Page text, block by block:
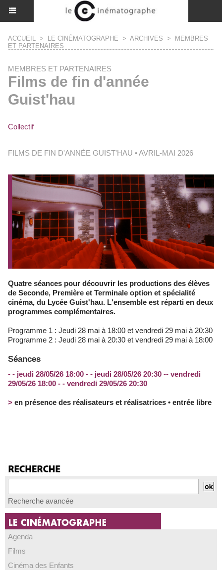
ACCUEIL > LE CINÉMATOGRAPHE > ARCHIVES >
MEMBRES
ET PARTENAIRES
MEMBRES ET PARTENAIRES
Films de fin d'année
Guist'hau
Collectif
FILMS DE FIN D'ANNÉE GUIST'HAU • AVRIL-MAI 2026
Quatre séances pour découvrir les productions des élèves
de Seconde, Première et Terminale option et spécialité
cinéma, du Lycée Guist'hau. L'ensemble est réparti en deux
programmes complémentaires.
Programme 1 : Jeudi 28 mai à 18:00 et vendredi 29 mai à 20:30
Programme 2 : Jeudi 28 mai à 20:30 et vendredi 29 mai à 18:00
Séances
- - jeudi 28/05/26 18:00 - - jeudi 28/05/26 20:30 -- vendredi
29/05/26 18:00 - - vendredi 29/05/26 20:30
> en présence des réalisateurs et réalisatrices • entrée libre
Recherche avancée
Agenda
Films
Cinéma des Enfants